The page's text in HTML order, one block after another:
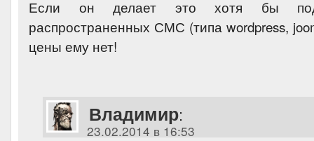
Если он делает это хотя бы
распространенных СМС (типа wordpress,
цены ему нет!
Владимир:
23.02.2014 в 16:53